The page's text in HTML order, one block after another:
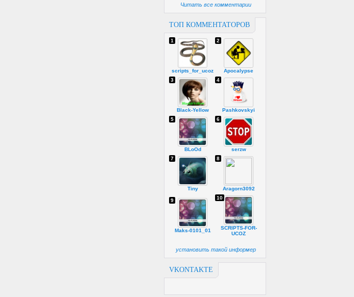
Читать все комментарии
ТОП КОММЕНТАТОРОВ
scripts_for_ucoz
1
Apocalypse
2
Black-Yellow
3
Pashkovskyi
4
BLoOd
5
serzw
6
Tiny
7
Aragorn3092
8
Maks-0101_01
9
SCRIPTS-FOR-
UCOZ
10
установить такой информер
VKONTAKTE